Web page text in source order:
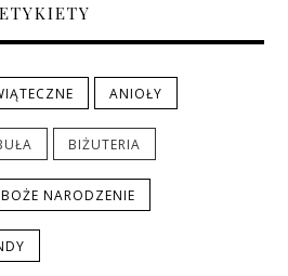
ETYKIETY
ANIOŁY
BIŻUTERIA
BOŻE NARODZENIE